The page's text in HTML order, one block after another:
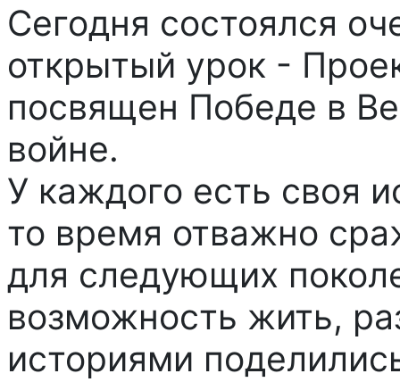
Сегодня состоялся
открытый урок -
посвящен Победе в
войне.
У каждого есть своя
то время отважно
для следующих
возможность жить,
историями